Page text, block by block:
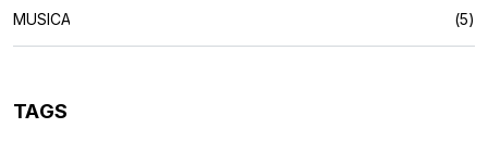
MUSICA (5)
TAGS